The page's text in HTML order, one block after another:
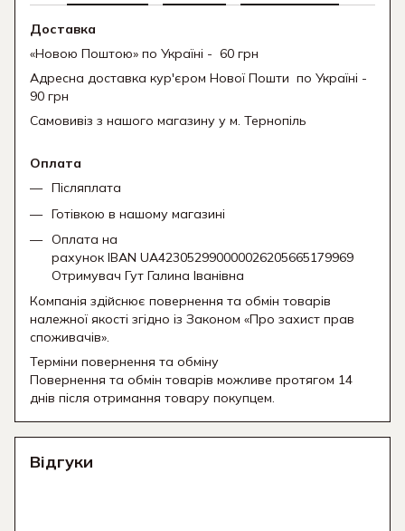
Доставка
«Новою Поштою» по Україні - 60 грн
Адресна доставка кур'єром Нової Пошти по Україні -
90 грн
Самовивіз з нашого магазину у м. Тернопіль
Оплата
Післяплата
Готівкою в нашому магазині
Оплата на
рахунок IBAN UA423052990000026205665179969
Отримувач Гут Галина Іванівна
Компанія здійснює повернення та обмін товарів
належної якості згідно із Законом «Про захист прав
споживачів».
Терміни повернення та обміну
Повернення та обмін товарів можливе протягом 14
днів після отримання товару покупцем.
Відгуки